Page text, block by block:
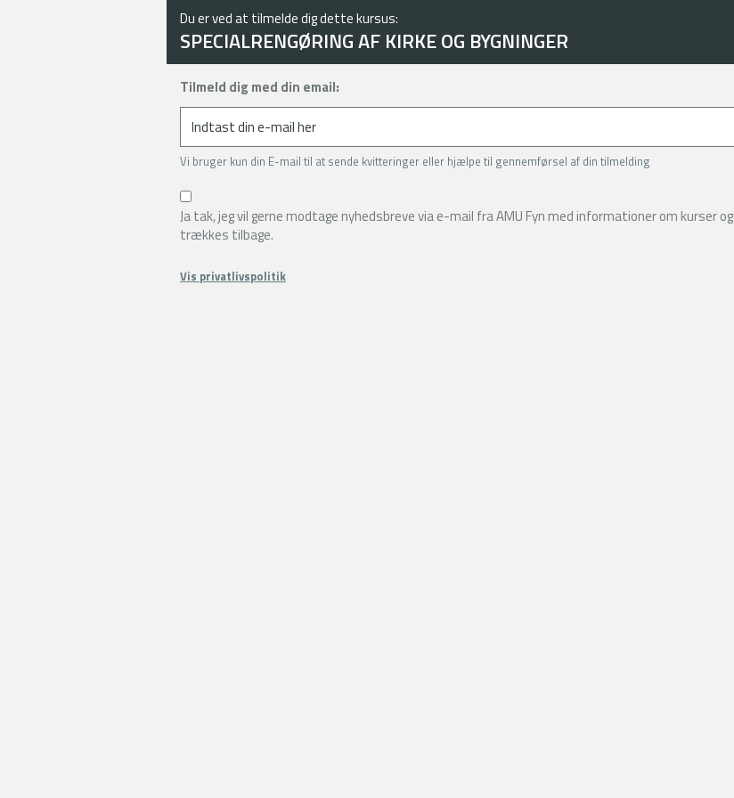
Du er ved at tilmelde dig dette kursus:
SPECIALRENGØRING AF KIRKE OG BYGNINGER
Tilmeld dig med din email:
Vi bruger kun din E-mail til at sende kvitteringer eller hjælpe til gennemførsel af din tilmelding
Ja tak, jeg vil gerne modtage nyhedsbreve via e-mail fra AMU Fyn med informationer om kurser
trækkes tilbage.
Vis privatlivspolitik